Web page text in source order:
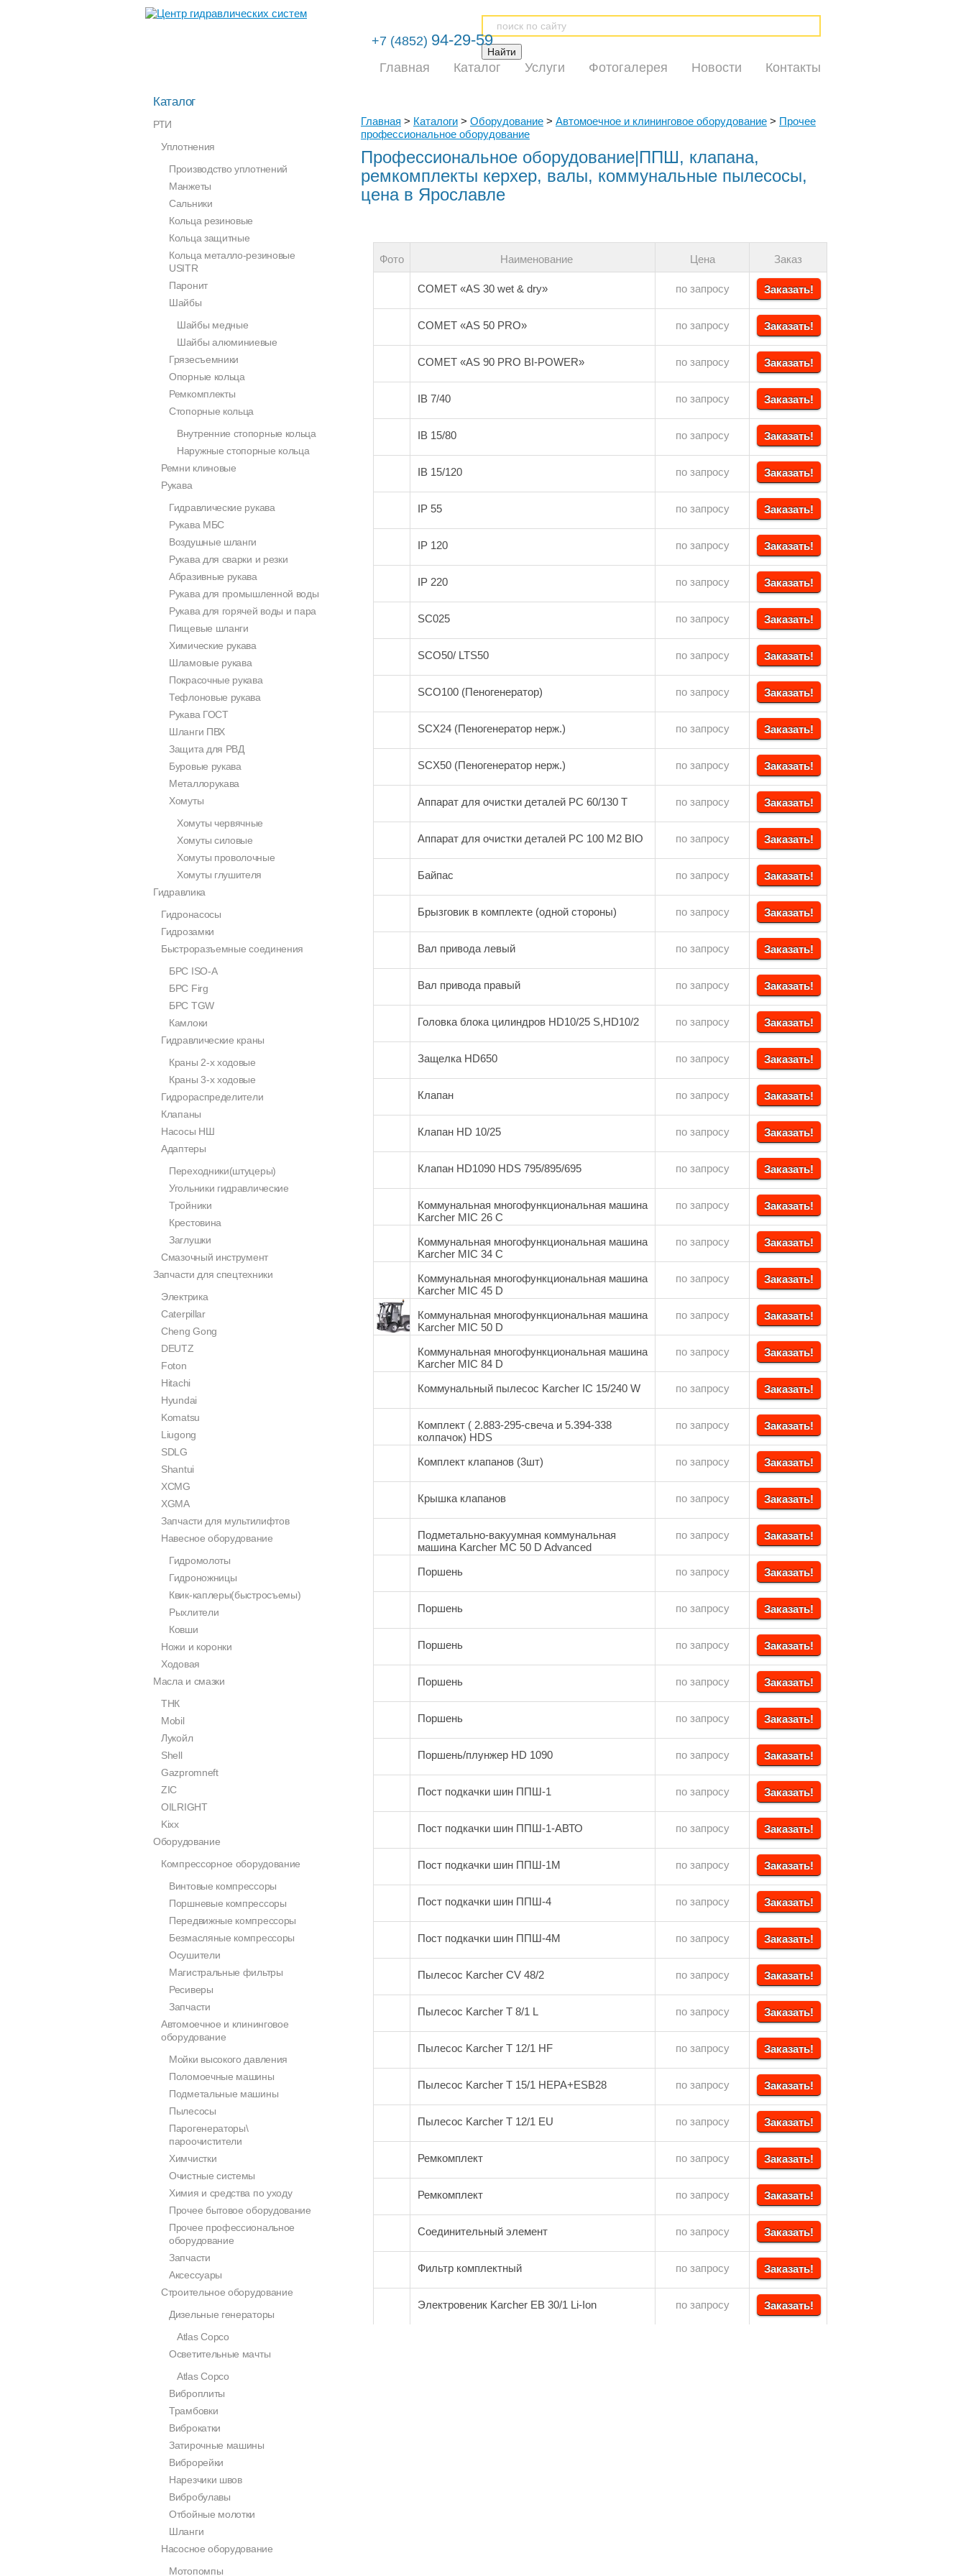
+7 (4852) 94-29-59
Главная Каталог Услуги Фотогалерея Новости Контакты
Главная > Каталоги > Оборудование > Автомоечное и клининговое оборудование > Прочее
профессиональное оборудование
Профессиональное оборудование|ППШ, клапана,
ремкомплекты керхер, валы, коммунальные пылесосы,
цена в Ярославле
Фото Наименование Цена Заказ
COMET «AS 30 wet & dry» по запросу Заказать!
COMET «AS 50 PRO» по запросу Заказать!
COMET «AS 90 PRO BI-POWER» по запросу Заказать!
IB 7/40 по запросу Заказать!
IB 15/80 по запросу Заказать!
IB 15/120 по запросу Заказать!
IP 55 по запросу Заказать!
IP 120 по запросу Заказать!
IP 220 по запросу Заказать!
SC025 по запросу Заказать!
SCO50/ LTS50 по запросу Заказать!
SCO100 (Пеногенератор) по запросу Заказать!
SCX24 (Пеногенератор нерж.) по запросу Заказать!
SCX50 (Пеногенератор нерж.) по запросу Заказать!
Аппарат для очистки деталей PC 60/130 Т по запросу Заказать!
Аппарат для очистки деталей PC 100 M2 BIO по запросу Заказать!
Байпас по запросу Заказать!
Брызговик в комплекте (одной стороны) по запросу Заказать!
Вал привода левый по запросу Заказать!
Вал привода правый по запросу Заказать!
Головка блока цилиндров HD10/25 S,HD10/2 по запросу Заказать!
Защелка HD650 по запросу Заказать!
Клапан по запросу Заказать!
Клапан HD 10/25 по запросу Заказать!
Клапан HD1090 HDS 795/895/695 по запросу Заказать!
Коммунальная многофункциональная машина
Karcher MIC 26 C
по запросу Заказать!
Коммунальная многофункциональная машина
Karcher MIC 34 C
по запросу Заказать!
Коммунальная многофункциональная машина
Karcher MIC 45 D
по запросу Заказать!
Коммунальная многофункциональная машина
Karcher MIC 50 D
по запросу Заказать!
Коммунальная многофункциональная машина
Karcher MIC 84 D
по запросу Заказать!
Коммунальный пылесос Karcher IC 15/240 W по запросу Заказать!
Комплект ( 2.883-295-свеча и 5.394-338
колпачок) HDS
по запросу Заказать!
Комплект клапанов (3шт) по запросу Заказать!
Крышка клапанов по запросу Заказать!
Подметально-вакуумная коммунальная
машина Karcher MC 50 D Advanced
по запросу Заказать!
Поршень по запросу Заказать!
Поршень по запросу Заказать!
Поршень по запросу Заказать!
Поршень по запросу Заказать!
Поршень по запросу Заказать!
Поршень/плунжер HD 1090 по запросу Заказать!
Пост подкачки шин ППШ-1 по запросу Заказать!
Пост подкачки шин ППШ-1-АВТО по запросу Заказать!
Пост подкачки шин ППШ-1М по запросу Заказать!
Пост подкачки шин ППШ-4 по запросу Заказать!
Пост подкачки шин ППШ-4М по запросу Заказать!
Пылесос Karcher CV 48/2 по запросу Заказать!
Пылесос Karcher T 8/1 L по запросу Заказать!
Пылесос Karcher T 12/1 HF по запросу Заказать!
Пылесос Karcher T 15/1 НЕРА+ESB28 по запросу Заказать!
Пылесос Karcher Т 12/1 EU по запросу Заказать!
Ремкомплект по запросу Заказать!
Ремкомплект по запросу Заказать!
Соединительный элемент по запросу Заказать!
Фильтр комплектный по запросу Заказать!
Электровеник Karcher EB 30/1 Li-Ion по запросу Заказать!
Каталог
РТИ
Уплотнения
Производство уплотнений
Манжеты
Сальники
Кольца резиновые
Кольца защитные
Кольца металло-резиновые
USITR
Паронит
Шайбы
Шайбы медные
Шайбы алюминиевые
Грязесъемники
Опорные кольца
Ремкомплекты
Стопорные кольца
Внутренние стопорные кольца
Наружные стопорные кольца
Ремни клиновые
Рукава
Гидравлические рукава
Рукава МБС
Воздушные шланги
Рукава для сварки и резки
Абразивные рукава
Рукава для промышленной воды
Рукава для горячей воды и пара
Пищевые шланги
Химические рукава
Шламовые рукава
Покрасочные рукава
Тефлоновые рукава
Рукава ГОСТ
Шланги ПВХ
Защита для РВД
Буровые рукава
Металлорукава
Хомуты
Хомуты червячные
Хомуты силовые
Хомуты проволочные
Хомуты глушителя
Гидравлика
Гидронасосы
Гидрозамки
Быстроразъемные соединения
БРС ISO-A
БРС Firg
БРС TGW
Камлоки
Гидравлические краны
Краны 2-х ходовые
Краны 3-х ходовые
Гидрораспределители
Клапаны
Насосы НШ
Адаптеры
Переходники(штуцеры)
Угольники гидравлические
Тройники
Крестовина
Заглушки
Смазочный инструмент
Запчасти для спецтехники
Электрика
Caterpillar
Cheng Gong
DEUTZ
Foton
Hitachi
Hyundai
Komatsu
Liugong
SDLG
Shantui
XCMG
XGMA
Запчасти для мультилифтов
Навесное оборудование
Гидромолоты
Гидроножницы
Квик-каплеры(быстросъемы)
Рыхлители
Ковши
Ножи и коронки
Ходовая
Масла и смазки
ТНК
Mobil
Лукойл
Shell
Gazpromneft
ZIC
OILRIGHT
Kixx
Оборудование
Компрессорное оборудование
Винтовые компрессоры
Поршневые компрессоры
Передвижные компрессоры
Безмасляные компрессоры
Осушители
Магистральные фильтры
Ресиверы
Запчасти
Автомоечное и клининговое
оборудование
Мойки высокого давления
Поломоечные машины
Подметальные машины
Пылесосы
Парогенераторы\
пароочистители
Химчистки
Очистные системы
Химия и средства по уходу
Прочее бытовое оборудование
Прочее профессиональное
оборудование
Запчасти
Аксессуары
Строительное оборудование
Дизельные генераторы
Atlas Copco
Осветительные мачты
Atlas Copco
Виброплиты
Трамбовки
Виброкатки
Затирочные машины
Виброрейки
Нарезчики швов
Вибробулавы
Отбойные молотки
Шланги
Насосное оборудование
Мотопомпы